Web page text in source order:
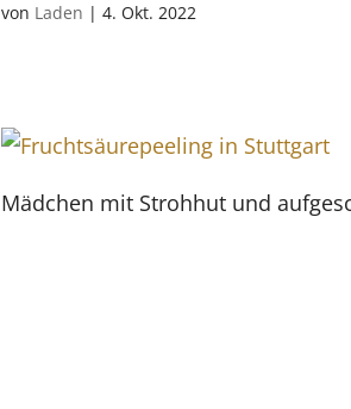
von Laden |4. Okt. 2022
Mädchen mit Strohhut und